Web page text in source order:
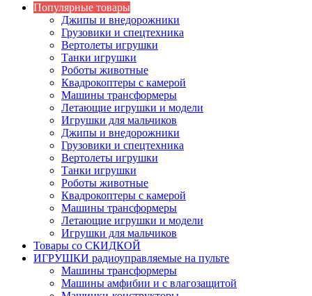
Популярные товары
Джипы и внедорожники
Грузовики и спецтехника
Вертолеты игрушки
Танки игрушки
Роботы животные
Квадрокоптеры с камерой
Машины трансформеры
Летающие игрушки и модели
Игрушки для мальчиков
Джипы и внедорожники
Грузовики и спецтехника
Вертолеты игрушки
Танки игрушки
Роботы животные
Квадрокоптеры с камерой
Машины трансформеры
Летающие игрушки и модели
Игрушки для мальчиков
Товары со СКИДКОЙ
ИГРУШКИ радиоуправляемые на пульте
Машины трансформеры
Машины амфибии и с влагозащитой